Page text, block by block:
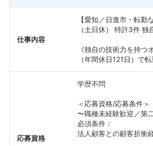
仕事内容
【愛知／日進市・転勤
（土日休） 特許3件
《独自の技術力を持つ
（年間休日121日）で
応募資格
学歴不問
＜応募資格/応募条件＞
〜職種未経験歓迎／第
必須条件：
法人顧客との顧客折衝